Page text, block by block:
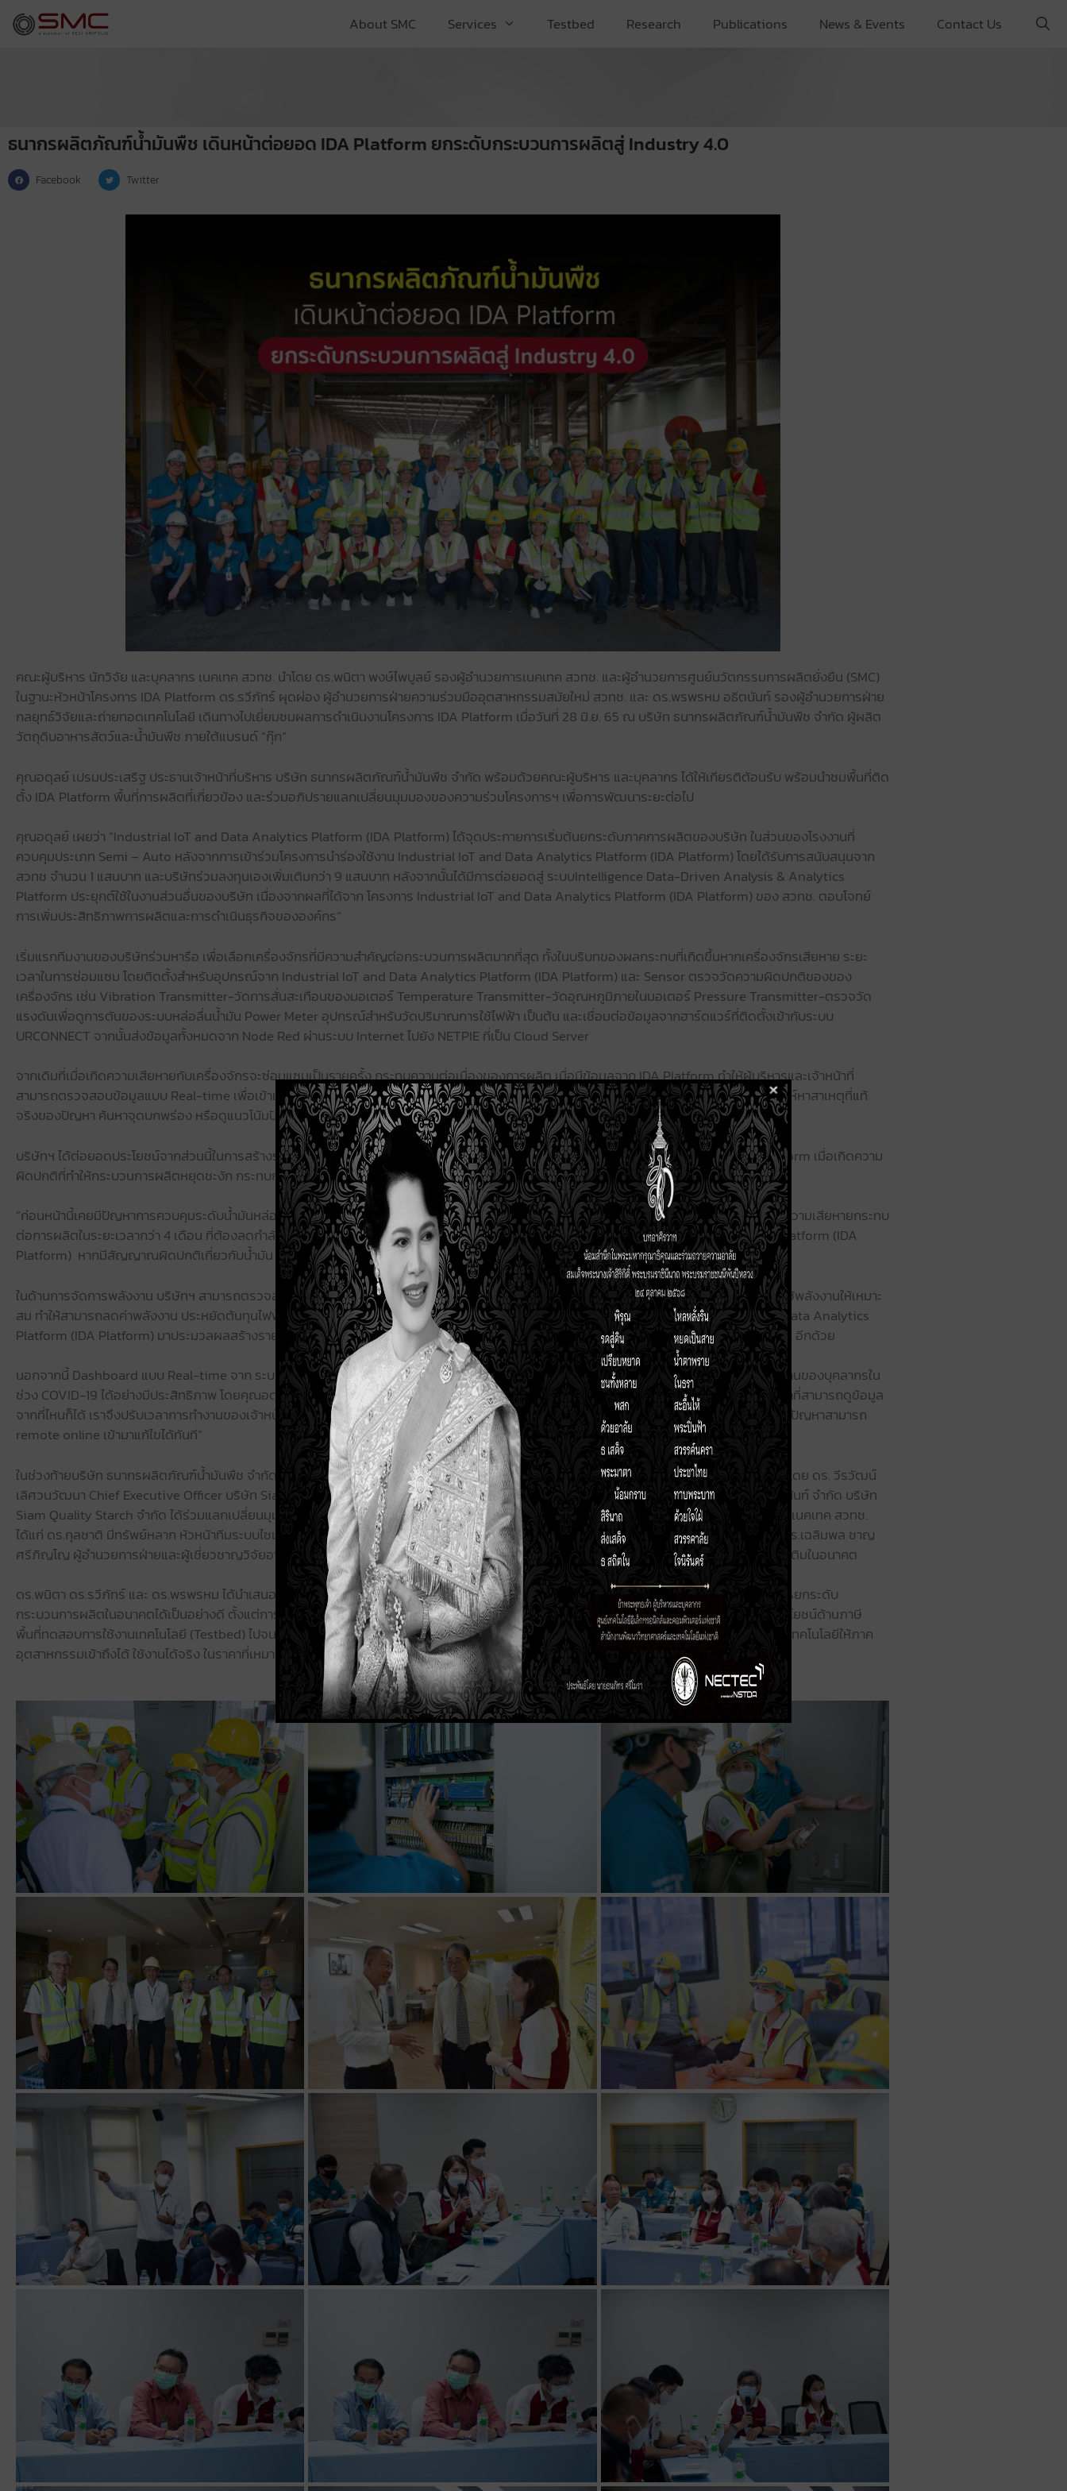
About SMC Services Testbed Research Publications News & Events Contact Us
ธนากรผลิตภัณฑ์น้ำมันพืช เดินหน้าต่อยอด IDA Platform ยกระดับกระบวนการผลิตสู่ Industry 4.0
Facebook Twitter
คณะผู้บริหาร นักวิจัย และบุคลากร เนคเทค สวทช. นำโดย ดร.พนิตา พงษ์ไพบูลย์ รองผู้อำนวยการเนคเทค สวทช. และผู้อำนวยการศูนย์นวัตกรรมการผลิตยั่งยืน (SMC)
ในฐานะหัวหน้าโครงการ IDA Platform ดร.รวีภัทร์ ผุดผ่อง ผู้อำนวยการฝ่ายความร่วมมืออุตสาหกรรมสมัยใหม่ สวทช. และ ดร.พรพรหม อธีตนันท์ รองผู้อำนวยการฝ่าย
กลยุทธ์วิจัยและถ่ายทอดเทคโนโลยี เดินทางไปเยี่ยมชมผลการดำเนินงานโครงการ IDA Platform เมื่อวันที่ 28 มิ.ย. 65 ณ บริษัท ธนากรผลิตภัณฑ์น้ำมันพืช จำกัด ผู้ผลิต
วัตถุดิบอาหารสัตว์และน้ำมันพืช ภายใต้แบรนด์ “กุ๊ก”
คุณอดุลย์ เปรมประเสริฐ ประธานเจ้าหน้าที่บริหาร บริษัท ธนากรผลิตภัณฑ์น้ำมันพืช จำกัด พร้อมด้วยคณะผู้บริหาร และบุคลากร ได้ให้เกียรติต้อนรับ พร้อมนำชมพื้นที่ติด
ตั้ง IDA Platform พื้นที่การผลิตที่เกี่ยวข้อง และร่วมอภิปรายแลกเปลี่ยนมุมมองของความร่วมโครงการฯ เพื่อการพัฒนาระยะต่อไป
คุณอดุลย์ เผยว่า “Industrial IoT and Data Analytics Platform (IDA Platform) ได้จุดประกายการเริ่มต้นยกระดับภาคการผลิตของบริษัท ในส่วนของโรงงานที่
ควบคุมประเภท Semi – Auto หลังจากการเข้าร่วมโครงการนำร่องใช้งาน Industrial IoT and Data Analytics Platform (IDA Platform) โดยได้รับการสนับสนุนจาก
สวทช จำนวน 1 แสนบาท และบริษัทร่วมลงทุนเองเพิ่มเติมกว่า 9 แสนบาท หลังจากนั้นได้มีการต่อยอดสู่ ระบบIntelligence Data-Driven Analysis & Analytics
Platform ประยุกต์ใช้ในงานส่วนอื่นของบริษัท เนื่องจากผลที่ได้จาก โครงการ Industrial IoT and Data Analytics Platform (IDA Platform) ของ สวทช. ตอบโจทย์
การเพิ่มประสิทธิภาพการผลิตและการดำเนินธุรกิจขององค์กร”
เริ่มแรกทีมงานของบริษัทร่วมหารือ เพื่อเลือกเครื่องจักรที่มีความสำคัญต่อกระบวนการผลิตมากที่สุด ทั้งในบริบทของผลกระทบที่เกิดขึ้นหากเครื่องจักรเสียหาย ระยะ
เวลาในการซ่อมแซม โดยติดตั้งสำหรับอุปกรณ์จาก Industrial IoT and Data Analytics Platform (IDA Platform) และ Sensor ตรวจวัดความผิดปกติของของ
เครื่องจักร เช่น Vibration Transmitter-วัดการสั่นสะเทือนของมอเตอร์ Temperature Transmitter-วัดอุณหภูมิภายในมอเตอร์ Pressure Transmitter-ตรวจวัด
แรงดันเพื่อดูการตันของระบบหล่อลื่นน้ำมัน Power Meter อุปกรณ์สำหรับวัดปริมาณการใช้ไฟฟ้า เป็นต้น และเชื่อมต่อข้อมูลจากฮาร์ดแวร์ที่ติดตั้งเข้ากับระบบ
URCONNECT จากนั้นส่งข้อมูลทั้งหมดจาก Node Red ผ่านระบบ Internet ไปยัง NETPIE ที่เป็น Cloud Server
จากเดิมที่เมื่อเกิดความเสียหายกับเครื่องจักรจะซ่อมแซมเป็นรายครั้ง กระทบความต่อเนื่องของการผลิต เมื่อมีข้อมูลจาก IDA Platform ทำให้ผู้บริหารและเจ้าหน้าที่
สามารถตรวจสอบข้อมูลแบบ Real-time เพื่อเข้าแก้ไข หรือ หยุดการทำงานของเครื่องจักรก่อนเกิดความเสียหาย อีกทั้งยังสามารถนำข้อมูลมาวิเคราะห์หาสาเหตุที่แท้
จริงของปัญหา ค้นหาจุดบกพร่อง หรือดูแนวโน้มปัจจัยที่ทำให้เกิดปัญหาเพื่อคาดการณ์และป้องกันการเกิดเหตุซ้ำในอนาคต
บริษัทฯ ได้ต่อยอดประโยชน์จากส่วนนี้ในการสร้างระบบแจ้งเตือนแบบเฉพาะเจาะจงในระบบ Intelligence Data-Driven Analysis & Analytics Platform เมื่อเกิดความ
ผิดปกติที่ทำให้กระบวนการผลิตหยุดชะงัก กระทบกับคุณภาพของสินค้า ที่เจ้าหน้าที่ต้องเข้าตรวจสอบและแก้ไขในทันที
“ก่อนหน้านี้เคยมีปัญหาการควบคุมระดับน้ำมันหล่อลื่นในกระเปาะน้ำมัน ของระบบน้ำหล่อเย็น (Cooling Tower) ชำรุดโดยที่ไม่มีใครรู้ ส่งผลให้เกียร์เกิดความเสียหายกระทบ
ต่อการผลิตในระยะเวลากว่า 4 เดือน ที่ต้องลดกำลังการผลิตลง มีค่าอะไหล่และค่าซ่อมแซม เมื่อเราประยุกต์ใช้ Industrial IoT and Data Analytics Platform (IDA
Platform) หากมีสัญญาณผิดปกติเกี่ยวกับน้ำมัน เราจะสั่งหยุดมอเตอร์ทันที ช่วยป้องกันก่อนเกิดความเสียหายมาแล้วหลายครั้ง”
ในด้านการจัดการพลังงาน บริษัทฯ สามารถตรวจสอบการใช้พลังงานไฟฟ้าเทียบกับมาตรฐานในแต่ละกระบวนการผลิต เพื่อปรับปรุงหรือวางแผนการใช้พลังงานให้เหมาะ
สม ทำให้สามารถลดค่าพลังงาน ประหยัดต้นทุนไฟฟ้าในแต่ละส่วนการผลิตลงได้ อีกทั้งบริษัทกำลังต่อยอดนำข้อมูลพลังงานจาก Industrial IoT and Data Analytics
Platform (IDA Platform) มาประมวลผลสร้างรายงานดิจิทัลแบบอัตโนมัติ รวมถึงเพิ่มเติมการประมวลผลค่า Carbon Footprint และ Carbon Credit อีกด้วย
นอกจากนี้ Dashboard แบบ Real-time จาก ระบบ Intelligence Data-Driven Analysis & Analytics Platform ยังเป็นฐานในการวางแผนการทำงานของบุคลากรใน
ช่วง COVID-19 ได้อย่างมีประสิทธิภาพ โดยคุณอดุลย์ เล่าว่า “ในช่วง COVID-19 บริษัทยังสามารถดำเนินการผลิตได้ปกติ เนื่องจากผู้บริหารและเจ้าหน้าที่สามารถดูข้อมูล
จากที่ไหนก็ได้ เราจึงปรับเวลาการทำงานของเจ้าหน้าที่ในรูปแบบ 4-2-2 คือ เข้ามาทำงานที่บริษัท 4 วัน Work from home 2 วัน และหยุด 2 วัน หากเกิดปัญหาสามารถ
remote online เข้ามาแก้ไขได้ทันที”
ในช่วงท้ายบริษัท ธนากรผลิตภัณฑ์น้ำมันพืช จำกัด พร้อมด้วยกลุ่มบริษัทในเครือ PPG (Poonphol Group) ได้แก่ บริษัท SMS Corporation จำกัด นำโดย ดร. วีรวัฒน์
เลิศวนวัฒนา Chief Executive Officer บริษัท Siam Modified Starch โดย คุณณัฐชัย หวั่งหลี Managing director และทีมบริหาร จาก บริษัท สิทธินันท์ จำกัด บริษัท
Siam Quality Starch จำกัด ได้ร่วมแลกเปลี่ยนมุมมองโจทย์ความท้าทายในกระบวนการผลิต และข้อเสนอแนะที่มีต่อโครงการฯ พร้อมด้วยคณะนักวิจัยเนคเทค สวทช.
ได้แก่ ดร.กุลชาติ มีทรัพย์หลาก หัวหน้าทีมระบบไซเบอร์-กายภาพ (CPS) ดร.ชาลี วรกุลพิพัฒน์ หัวหน้าทีมวิจัยความมั่นคงปลอดภัยสารสนเทศ (SEC) ดร.เฉลิมพล ชาญ
ศรีภิญโญ ผู้อำนวยการฝ่ายและผู้เชี่ยวชาญวิจัยอาวุโสด้านสนับสนุนการวิจัยและพัฒนา และทีมงานโครงการ IDA Platform ร่วมรับโจทย์การวิจัยเพิ่มเติมในอนาคต
ดร.พนิตา ดร.รวีภัทร์ และ ดร.พรพรหม ได้นำเสนอผลงานวิจัยเนคเทค สวทช. และบริการของศูนย์นวัตกรรมการผลิตยั่งยืน (SMC) ที่ช่วยตอบโจทย์การยกระดับ
กระบวนการผลิตในอนาคตได้เป็นอย่างดี ตั้งแต่การประเมินสถานะอุตสากรรม การพัฒนาบุคลากร ที่ปรึกษาด้านการใช้เทคโนโลยี แหล่งทุน และสิทธิประโยชน์ด้านภาษี
พื้นที่ทดสอบการใช้งานเทคโนโลยี (Testbed) ไปจนถึงการพัฒนาเทคโนโลยีที่เฉพาะเจาะจงกับแต่ละโจทย์ของอุตสาหกรรม โดย SMC มีเป้าหมายพัฒนาเทคโนโลยีให้ภาค
อุตสาหกรรมเข้าถึงได้ ใช้งานได้จริง ในราคาที่เหมาะสม